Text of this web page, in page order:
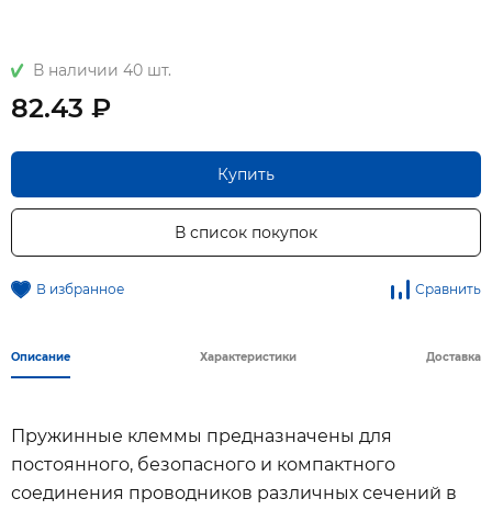
В наличии 40 шт.
82.43 ₽
Купить
В список покупок
В избранное Сравнить
Описание Характеристики Доставка
Пружинные клеммы предназначены для
постоянного, безопасного и компактного
соединения проводников различных сечений в